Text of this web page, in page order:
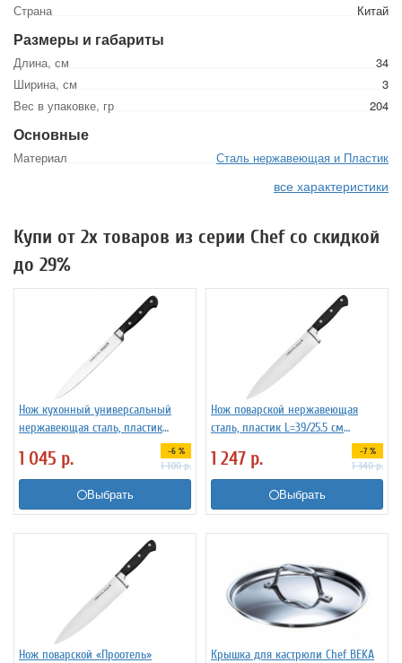
Страна
Китай
Размеры и габариты
Длина, см
34
Ширина, см
3
Вес в упаковке, гр
204
Основные
Материал Сталь нержавеющая и Пластик
все характеристики
Купи от 2х товаров из серии Chef со скидкой
до 29%
Нож кухонный универсальный
нержавеющая сталь, пластик
1 045 р. -6 %
1 100р.
Выбрать
Нож поварской нержавеющая
сталь, пластик L=39/25.5 см
1 247 р. -7 %
1 340р.
Выбрать
Нож поварской «Проотель»
Крышка для кастрюли Chef BEKA